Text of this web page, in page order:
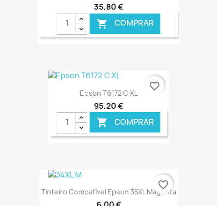
35,80 €
 COMPRAR
€ ONLINE
Epson T6172 C XL
95,20 €
 COMPRAR
€ ONLINE
favorite_border
Tinteiro Compatível Epson 35XL Magenta
favorite_border